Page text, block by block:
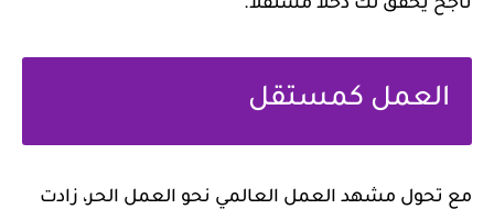
ناجح يحقق لك دخلاً مستقلاً.
العمل كمستقل
مع تحول مشهد العمل العالمي نحو العمل الحر، زادت